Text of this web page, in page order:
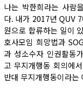
나는 박한희라는 사람
다. 내가 2017년 QUV
원으로 합류하는 일이
호사모임 희망법과
과 성소수자 인권활동
고 무지개행동 회의에
반대 무지개행동이라는